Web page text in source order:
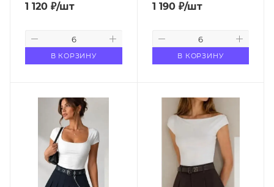
1 120 ₽/шт
В КОРЗИНУ
1 190₽/шт
В КОРЗИНУ